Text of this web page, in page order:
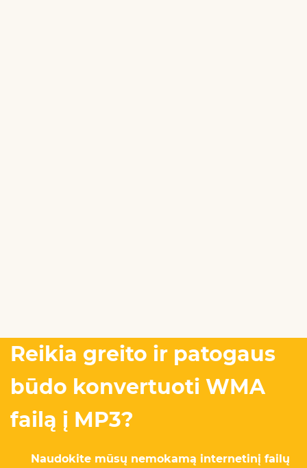
Reikia greito ir patogaus
būdo konvertuoti WMA
failą į MP3?
Naudokite mūsų nemokamą internetinį failų